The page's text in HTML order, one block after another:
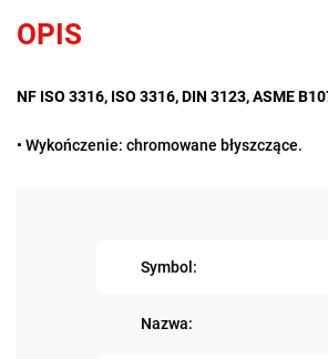
OPIS
NF ISO 3316, ISO 3316, DIN 3123, ASME
• Wykończenie: chromowane błyszczące.
Symbol:
Nazwa: